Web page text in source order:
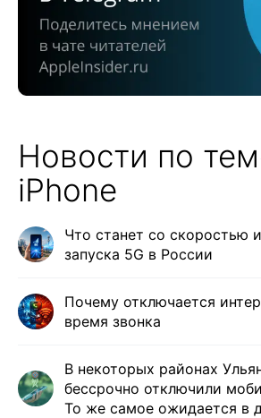
Новости по
iPhone
Что станет со скоростью
запуска 5G в России
Почему отключается
время звонка
В некоторых районах
бессрочно отключили
То же самое ожидается в